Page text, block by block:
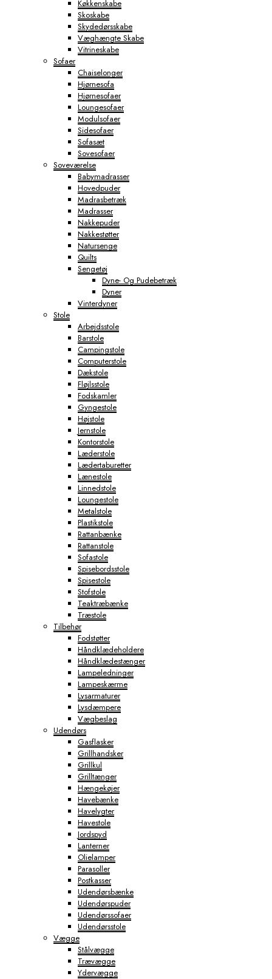
Køkkenskabe
Skoskabe
Skydedørsskabe
Væghængte Skabe
Vitrineskabe
Sofaer
Chaiselonger
Hjørnesofa
Hjørnesofaer
Loungesofaer
Modulsofaer
Sidesofaer
Sofasæt
Sovesofaer
Soveværelse
Babymadrasser
Hovedpuder
Madrasbetræk
Madrasser
Nakkepuder
Nakkestøtter
Natursenge
Quilts
Sengetøj
Dyne- Og Pudebetræk
Dyner
Vinterdyner
Stole
Arbejdsstole
Barstole
Campingstole
Computerstole
Dækstole
Fløjlsstole
Fodskamler
Gyngestole
Højstole
Jernstole
Kontorstole
Læderstole
Lædertaburetter
Lænestole
Linnedstole
Loungestole
Metalstole
Plastikstole
Rattanbænke
Rattanstole
Sofastole
Spisebordsstole
Spisestole
Stofstole
Teaktræbænke
Træstole
Tilbehør
Fodstøtter
Håndklædeholdere
Håndklædestænger
Lampeledninger
Lampeskærme
Lysarmaturer
Lysdæmpere
Vægbeslag
Udendørs
Gasflasker
Grillhandsker
Grillkul
Grilltænger
Hængekøjer
Havebænke
Havelygter
Havestole
Jordspyd
Lanterner
Olielamper
Parasoller
Postkasser
Udendørsbænke
Udendørspuder
Udendørssofaer
Udendørsstole
Vægge
Stålvægge
Trævægge
Ydervægge